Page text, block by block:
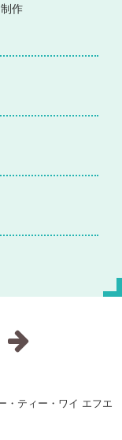
作
ティー・ワイ エフエ